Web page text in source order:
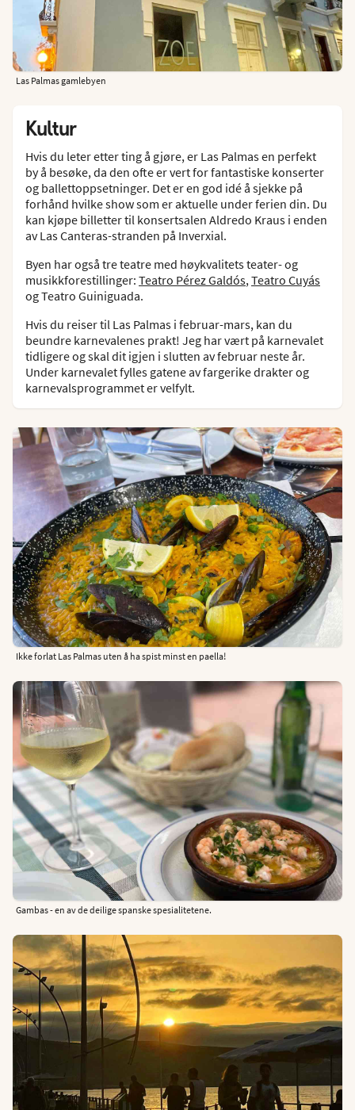
Las Palmas gamlebyen
Kultur
Hvis du leter etter ting å gjøre, er Las Palmas en perfekt
by å besøke, da den ofte er vert for fantastiske konserter
og ballettoppsetninger. Det er en god idé å sjekke på
forhånd hvilke show som er aktuelle under ferien din. Du
kan kjøpe billetter til konsertsalen Aldredo Kraus i enden
av Las Canteras-stranden på Inverxial.
Byen har også tre teatre med høykvalitets teater- og
musikkforestillinger: Teatro Pérez Galdós, Teatro Cuyás
og Teatro Guiniguada.
Hvis du reiser til Las Palmas i februar-mars, kan du
beundre karnevalenes prakt! Jeg har vært på karnevalet
tidligere og skal dit igjen i slutten av februar neste år.
Under karnevalet fylles gatene av fargerike drakter og
karnevalsprogrammet er velfylt.
Ikke forlat Las Palmas uten å ha spist minst en paella!
Gambas - en av de deilige spanske spesialitetene.